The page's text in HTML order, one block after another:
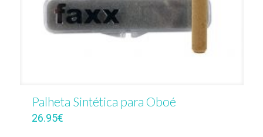
Palheta Sintética para Oboé
26.95€